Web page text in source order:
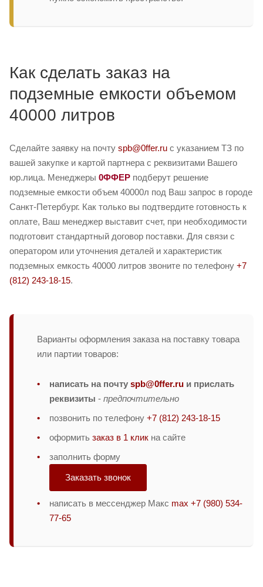
Как сделать заказ на
подземные емкости объемом
40000 литров
Сделайте заявку на почту spb@0ffer.ru с указанием ТЗ по
вашей закупке и картой партнера с реквизитами Вашего
юр.лица. Менеджеры 0ФФЕР подберут решение
подземные емкости объем 40000л под Ваш запрос в городе
Санкт-Петербург. Как только вы подтвердите готовность к
оплате, Ваш менеджер выставит счет, при необходимости
подготовит стандартный договор поставки. Для связи с
оператором или уточнения деталей и характеристик
подземных емкость 40000 литров звоните по телефону +7
(812) 243-18-15.
Варианты оформления заказа на поставку товара
или партии товаров:
написать на почту spb@0ffer.ru и прислать
реквизиты - предпочтительно
позвонить по телефону +7 (812) 243-18-15
оформить заказ в 1 клик на сайте
заполнить форму
Заказать звонок
написать в мессенджер Макс max +7 (980) 534-
77-65